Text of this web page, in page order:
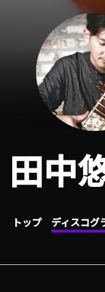
田中
トップ ディスコグ